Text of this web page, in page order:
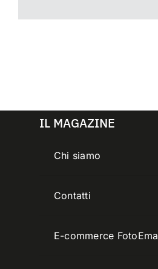
IL MAGAZINE
Chi siamo
Contatti
E-commerce FotoEma